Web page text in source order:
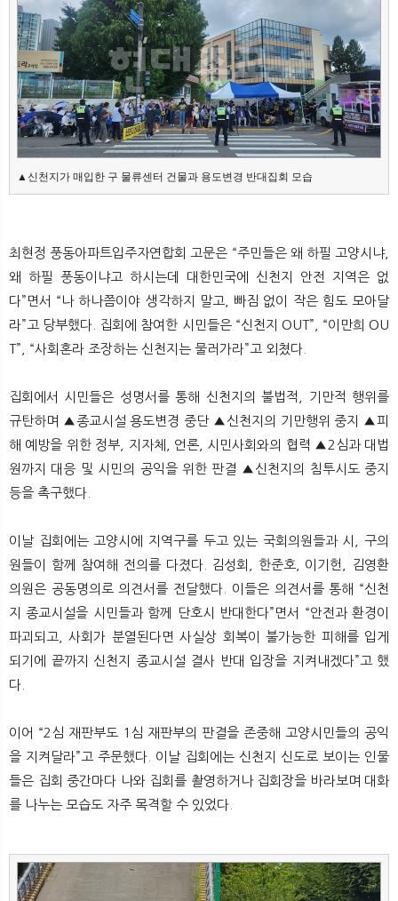
▲신천지가 매입한 구 물류센터 건물과 용도변경 반대집회 모습
최현정 풍동아파트입주자연합회 고문은 “주민들은 왜 하필 고양시냐,
왜 하필 풍동이냐고 하시는데 대한민국에 신천지 안전 지역은 없
다”면서 “나 하나쯤이야 생각하지 말고, 빠짐 없이 작은 힘도 모아달
라”고 당부했다. 집회에 참여한 시민들은 “신천지 OUT”, “이만희 OU
T”, “사회혼라 조장하는 신천지는 물러가라”고 외쳤다.
집회에서 시민들은 성명서를 통해 신천지의 불법적, 기만적 행위를
규탄하며 ▲종교시설 용도변경 중단 ▲신천지의 기만행위 중지 ▲피
해 예방을 위한 정부, 지자체, 언론, 시민사회와의 협력 ▲2심과 대법
원까지 대응 및 시민의 공익을 위한 판결 ▲신천지의 침투시도 중지
등을 촉구했다.
이날 집회에는 고양시에 지역구를 두고 있는 국회의원들과 시, 구의
원들이 함께 참여해 전의를 다졌다. 김성회, 한준호, 이기헌, 김영환
의원은 공동명의로 의견서를 전달했다. 이들은 의견서를 통해 “신천
지 종교시설을 시민들과 함께 단호시 반대한다”면서 “안전과 환경이
파괴되고, 사회가 분열된다면 사실상 회복이 불가능한 피해를 입게
되기에 끝까지 신천지 종교시설 결사 반대 입장을 지켜내겠다”고 했
다.
이어 “2심 재판부도 1심 재판부의 판결을 존중해 고양시민들의 공익
을 지켜달라”고 주문했다. 이날 집회에는 신천지 신도로 보이는 인물
들은 집회 중간마다 나와 집회를 촬영하거나 집회장을 바라보며 대화
를 나누는 모습도 자주 목격할 수 있었다.